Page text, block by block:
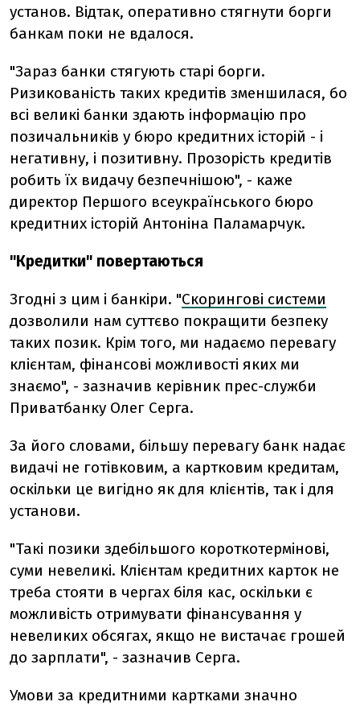
установ. Відтак, оперативно стягнути борги
банкам поки не вдалося.
"Зараз банки стягують старі борги.
Ризикованість таких кредитів зменшилася, бо
всі великі банки здають інформацію про
позичальників у бюро кредитних історій - і
негативну, і позитивну. Прозорість кредитів
робить їх видачу безпечнішою", - каже
директор Першого всеукраїнського бюро
кредитних історій Антоніна Паламарчук.
"Кредитки" повертаються
Згодні з цим і банкіри. "Скорингові системи
дозволили нам суттєво покращити безпеку
таких позик. Крім того, ми надаємо перевагу
клієнтам, фінансові можливості яких ми
знаємо", - зазначив керівник прес-служби
Приватбанку Олег Серга.
За його словами, більшу перевагу банк надає
видачі не готівковим, а картковим кредитам,
оскільки це вигідно як для клієнтів, так і для
установи.
"Такі позики здебільшого короткотермінові,
суми невеликі. Клієнтам кредитних карток не
треба стояти в чергах біля кас, оскільки є
можливість отримувати фінансування у
невеликих обсягах, якщо не вистачає грошей
до зарплати", - зазначив Серга.
Умови за кредитними картками значно